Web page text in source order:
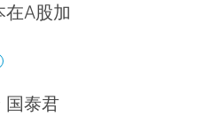
A股加
国泰君